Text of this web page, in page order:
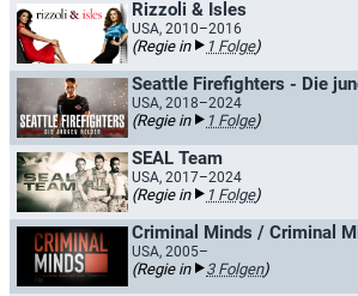
Rizzoli & Isles
USA, 2010–2016
(Regie in 1 Folge)
Seattle Firefighters - Die
USA, 2018–2024
(Regie in 1 Folge)
SEAL Team
USA, 2017–2024
(Regie in 1 Folge)
Criminal Minds / Criminal
USA, 2005–
(Regie in 3 Folgen)